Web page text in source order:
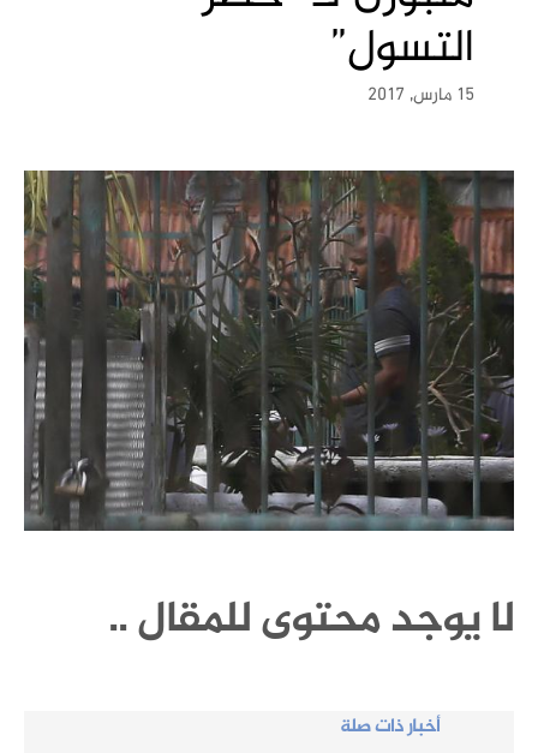
التسول”
15 مارس, 2017
لا يوجد محتوى للمقال ..
أخبار ذات صلة